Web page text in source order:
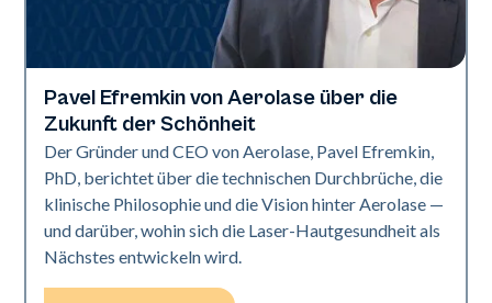
Industrie
Pavel Efremkin von Aerolase über die
Zukunft der Schönheit
Der Gründer und CEO von Aerolase, Pavel Efremkin,
PhD, berichtet über die technischen Durchbrüche, die
klinische Philosophie und die Vision hinter Aerolase —
und darüber, wohin sich die Laser-Hautgesundheit als
Nächstes entwickeln wird.